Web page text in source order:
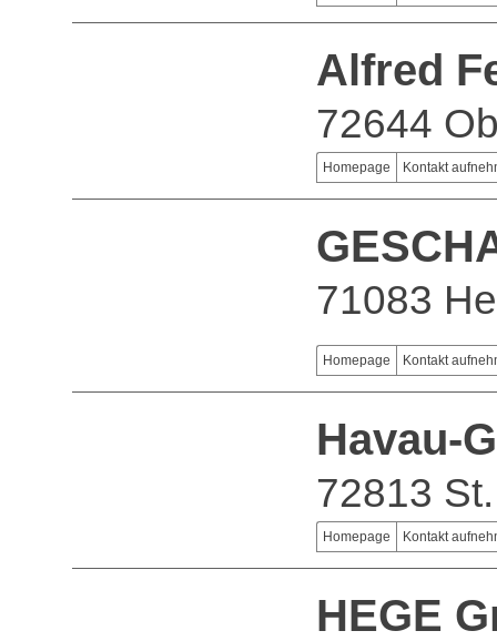
Alfred
72644
Homepage Kontakt
71083
Homepage Kontakt
Havau-
72813
Homepage Kontakt
HEGE